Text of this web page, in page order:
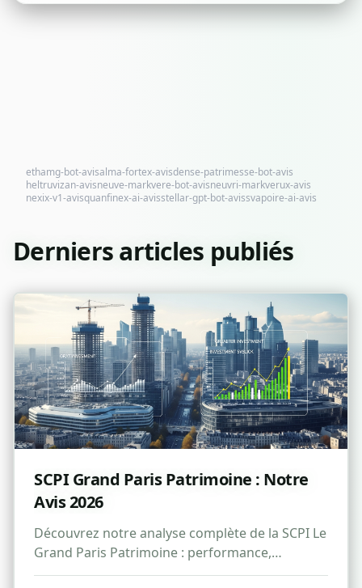
ethamg-bot-avisalma-fortex-avisdense-patrimesse-bot-avis
heltruvizan-avisneuve-markvere-bot-avisneuvri-markverux-avis
nexix-v1-avisquanfinex-ai-avisstellar-gpt-bot-avissvapoire-ai-avis
Derniers articles publiés
SCPI Grand Paris Patrimoine : Notre
Avis 2026
Découvrez notre analyse complète de la SCPI Le
Grand Paris Patrimoine : performance,
avantages, risques et avis pour 2026.